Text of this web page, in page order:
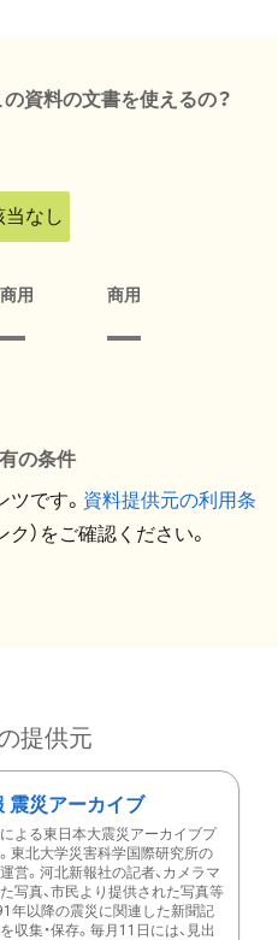
資料の文書を使えるの？
当なし
用 商用
の条件
です。 資料提供元の利用条
ク）をご確認ください。
提供元
震災アーカイブ
よる東日本大震災アーカイブプ
東北大学災害科学国際研究所の
営。河北新報社の記者、カメラマ
写真、市民より提供された写真等
年以降の震災に関連した新聞記
収集・保存。毎月11日には、見出